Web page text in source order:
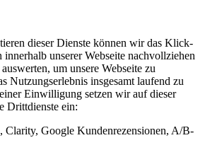
dieser Dienste können wir das Klick-
unserer Webseite nachvollziehen
um unsere Webseite zu
Nutzungserlebnis insgesamt laufend zu
Einwilligung setzen wir auf dieser
Drittdienste ein:
Clarity, Google Kundenrezensionen, A/B-